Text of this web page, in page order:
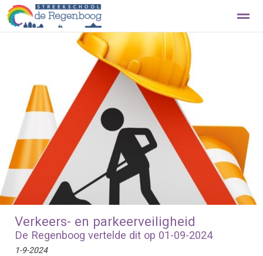
Beleef de Regenboog met een rondleiding Contact
Home Zoeken Nieuws
Verkeers- en parkeerveiligheid
De Regenboog vertelde dit op 01-09-2024
1-9-2024